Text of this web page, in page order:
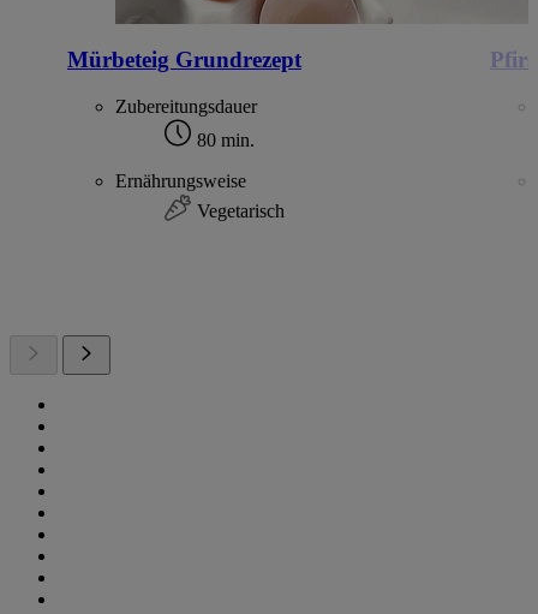
Mürbeteig Grundrezept
Zubereitungsdauer
80 min.
Ernährungsweise
Vegetarisch